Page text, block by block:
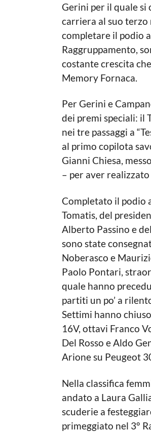
Gerini per il quale
carriera al suo terzo
completare il podio
Raggruppamento,
costante crescita
Memory Fornaca.
Per Gerini e
dei premi speciali: il
nei tre passaggi a
al primo copilota
Gianni Chiesa,
– per aver
Completato il podio
Tomatis, del
Alberto Passino e
sono state
Noberasco e
Paolo Pontari,
quale hanno
partiti un po’ a
Settimi hanno
16V, ottavi Franco
Del Rosso e Aldo
Arione su Peugeot
Nella classifica
andato a Laura
scuderie a
primeggiato nel 3°